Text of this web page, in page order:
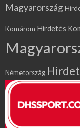
Magyarország
Komárom Hirdetés
Németország